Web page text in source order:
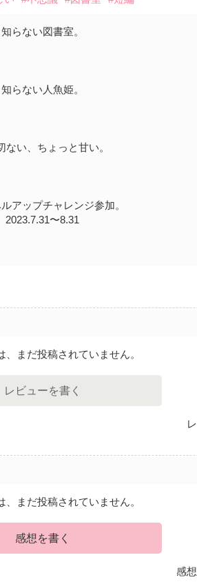
知らない図書室。
知らない人魚姫。
ない、ちょっと甘い。
アップチャレンジ参加。
2023.7.31〜8.31
、まだ投稿されていません。
レビューを書く
、まだ投稿されていません。
感想を書く
感